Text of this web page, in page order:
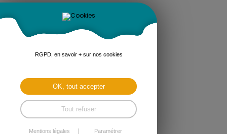
RGPD, en savoir + sur nos cookies
OK, tout accepter
Tout refuser
Mentions légales Paramétrer